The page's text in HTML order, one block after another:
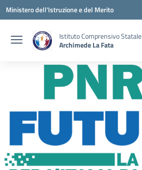
Vai ai contenuti
Vai al menu di navigazione
Vai al footer
Ministero dell'Istruzione e del Merito
Istituto Comprensivo Statale
Archimede La Fata